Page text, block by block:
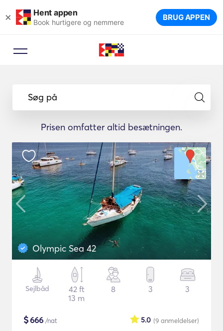
× Hent appen
Book hurtigere og nemmere BRUG APPEN
Søg på
Prisen omfatter altid besætningen.
Olympic Sea 42
Sejlbåd
42 ft
13 m
8 3 3
$666 /nat (9 anmeldelser)
5.0